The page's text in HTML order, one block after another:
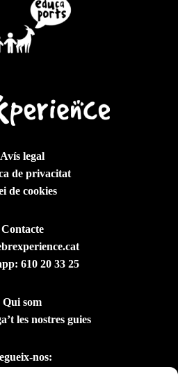
Avís legal
de privacitat
de cookies
Contacte
610 20 33 25
Qui som
les nostres guies
nos: